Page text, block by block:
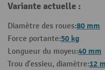
Variante actuelle :
Diamètre des roues:80 mm
Force portante:50 kg
Longueur du moyeu:40 mm
Trou d'essieu, diamètre:12